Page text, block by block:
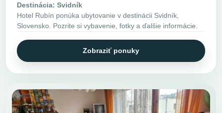
Destinácia: Svidník
Hotel Rubín ponúka ubytovanie v destinácii Svidník,
Slovensko. Pozrite si vybavenie, fotky a ďalšie informácie.
Zobraziť ponuky